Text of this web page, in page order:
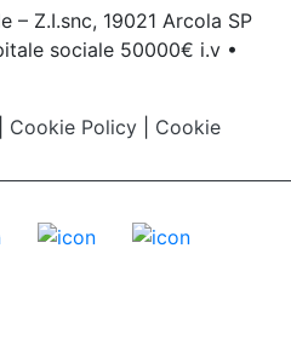
– Z.I.snc, 19021 Arcola SP
sociale 50000€ i.v •
Cookie Policy
Cookie